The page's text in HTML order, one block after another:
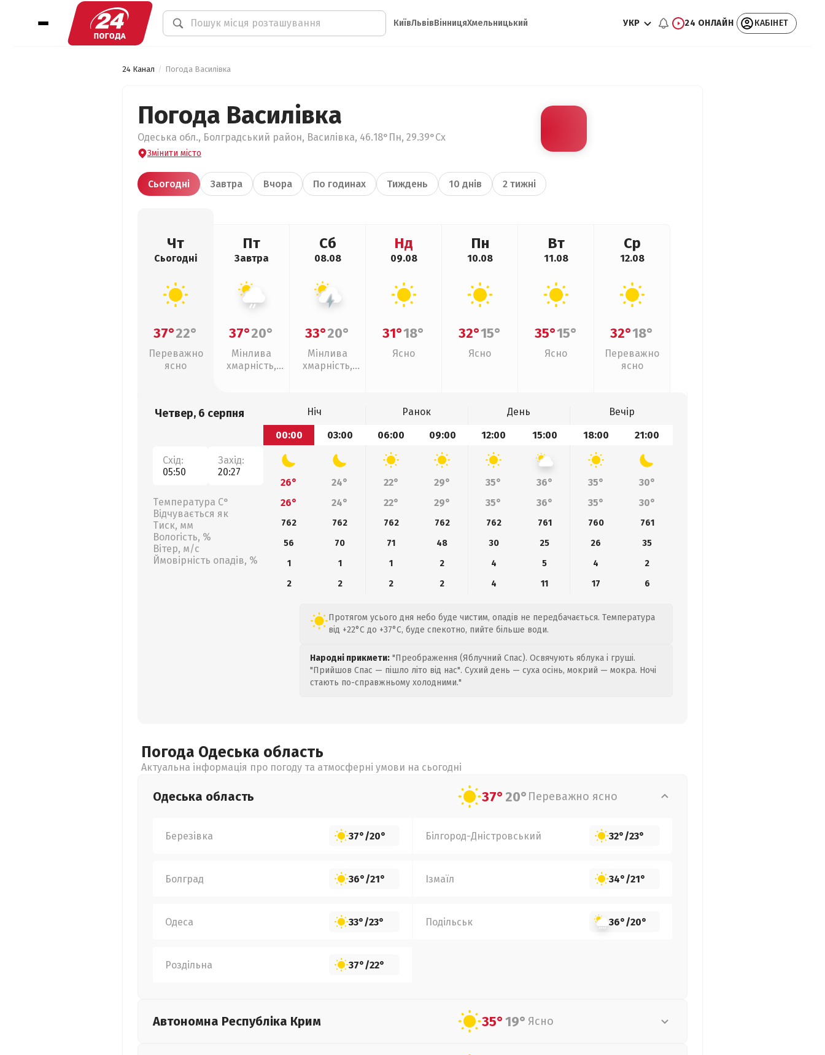
КиївЛьвівВінницяХмельницький УКР 24 ОНЛАЙН КАБІНЕТ
24 Канал Погода Василівка
Погода Василівка
Одеська обл., Болградський район, Василівка, 46.18°Пн, 29.39°Сх
Змінити місто
Сьогодні Завтра Вчора По годинах Тиждень 10 днів 2 тижні
Чт
Сьогодні
37°22°
Переважно
ясно
Пт
Завтра
37°20°
Мінлива
хмарність,
Сб
08.08
33°20°
Мінлива
хмарність,
Нд
09.08
31°18°
Ясно
Пн
10.08
32°15°
Ясно
Вт
11.08
35°15°
Ясно
Ср
12.08
32°18°
Переважно
ясно
Четвер, 6 серпня
Схід:
05:50
Захід:
20:27
Температура С°
Відчувається як
Тиск, мм
Вологість, %
Вітер, м/с
Ймовірність опадів, %
Ніч Ранок День
Вечір
00:00
03:00 06:00 09:00 12:00 15:00 18:00 21:00
26° 24° 22° 29° 35° 36° 35°
30°
26°
24° 22° 29° 35° 36° 35° 30°
762 762 762 762 762 761 760
761
56
70 71 48 30 25 26
35
1
1 1 2 4 5 4
2
2
2 2 2 4 11 17 6
Протягом усього дня небо буде чистим, опадів не передбачається. Температура
від +22°C до +37°C, буде спекотно, пийте більше води.
Народні прикмети: "Преображення (Яблучний Спас). Освячують яблука і груші.
"Прийшов Спас — пішло літо від нас". Сухий день — суха осінь, мокрий — мокра. Ночі
стають по-справжньому холодними."
Погода Одеська область
Актуальна інформація про погоду та атмосферні умови на сьогодні
Одеська область 37°20° Переважно ясно
Березівка 37°/20° Білгород-Дністровський 32°/23°
Болград 36°/21° Ізмаїл 34°/21°
Одеса 33°/23° Подільськ 36°/20°
Роздільна 37°/22°
Автономна Республіка Крим 35°19° Ясно